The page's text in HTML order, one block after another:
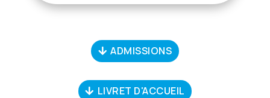
ADMISSIONS
LIVRET D'ACCUEIL